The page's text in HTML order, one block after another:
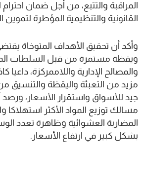
المراقبة والتتبع، من أجل ضمان احترام
القانونية والتنظيمية المؤطرة لتموين
وأكد أن تحقيق الأهداف المتوخاة
ويقظة مستمرة من قبل السلطات
والمصالح الإدارية واللاممركزة، داعيا
مزيد من التعبئة واليقظة
جيد للأسواق واستقرار الأسعار،
مسالك توزيع المواد الأكثر استهلاكا
المضاربة العشوائية وظاهرة تعدد
بشكل كبير في ارتفاع الأسعار.